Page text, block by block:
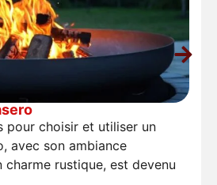
pour choisir et utiliser un
avec son ambiance
charme rustique, est devenu